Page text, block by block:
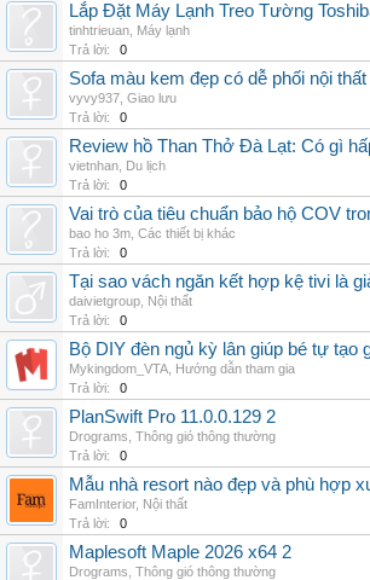
Lắp Đặt Máy Lạnh Treo Tường
tinhtrieuan Máy lạnh
Trả lời:
0
Sofa màu kem đẹp có dễ phối nội
vyvy937 Giao lưu
Trả lời:
0
Review hồ Than Thở Đà Lạt: Có gì
vietnhan Du lịch
Trả lời:
0
Vai trò của tiêu chuẩn bảo hộ COV
bao ho 3m Các thiết bị khác
Trả lời:
0
Tại sao vách ngăn kết hợp kệ tivi là
daivietgroup Nội thất
Trả lời:
0
Bộ DIY đèn ngủ kỳ lân giúp bé tự tạo
Mykingdom_VTA Hướng dẫn tham gia
Trả lời:
0
PlanSwift Pro 11.0.0.129 2
Drograms Thông gió thông thường
Trả lời:
0
Mẫu nhà resort nào đẹp và phù hợp
FamInterior, Nội thất
Trả lời:
0
Maplesoft Maple 2026 x64 2
Drograms Thông gió thông thường